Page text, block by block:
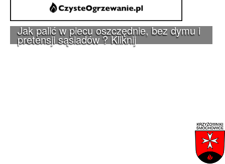
Jak palić w piecu oszczędnie, bez dymu i
pretensji sąsiadów ? Kliknij